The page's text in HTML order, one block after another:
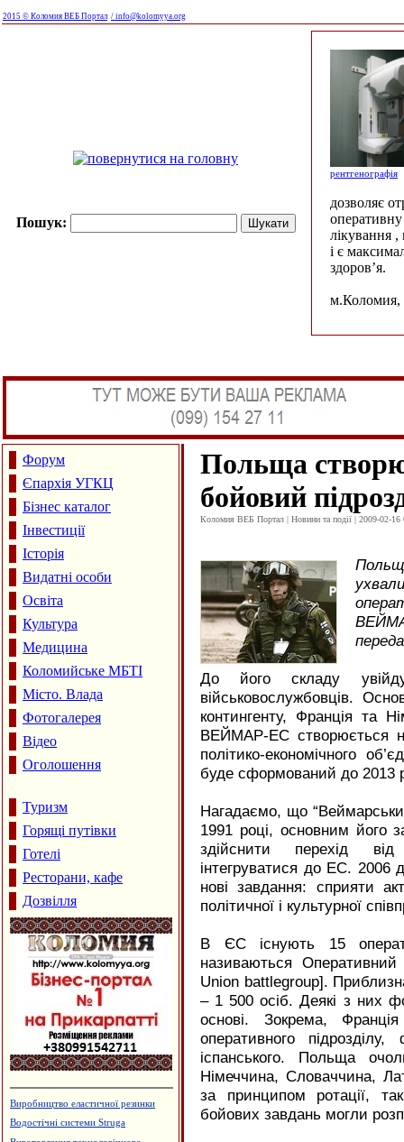
2015 © Коломия ВЕБ Портал / info@kolomyya.org
Пошук:
рентгенографія
дозволяє
лікування ,
і є
здоров’я.
м.Коломия,
Форум
Єпархія УГКЦ
Бізнес каталог
Інвестиції
Історія
Видатні особи
Освіта
Культура
Медицина
Коломийське МБТІ
Місто. Влада
Фотогалерея
Відео
Оголошення
Туризм
Горящі путівки
Готелі
Ресторани, кафе
Дозвілля
Салон-магазин "КАЯ" - штори,
Польща
бойовий
Коломия ВЕБ Портал | Новини та події | 2009-02-16
До його складу
військовослужбовців.
контингенту, Франція та
ВЕЙМАР-ЕС створюється
політико-економічного
буде сформований до 2013
Нагадаємо, що
1991 році, основним його
здійснити перехід
інтегруватися до ЕС. 2006
нові завдання: сприяти
політичної і культурної
В ЄС існують 15
називаються
Union battlegroup].
– 1 500 осіб. Деякі з них
основі. Зокрема,
оперативного
іспанського. Польща
Німеччина, Словаччина,
за принципом ротації,
бойових завдань могли